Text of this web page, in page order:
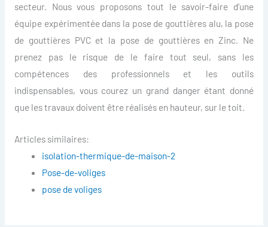
secteur. Nous vous proposons tout le savoir-faire d’une
équipe expérimentée dans la pose de gouttières alu, la pose
de gouttières PVC et la pose de gouttières en Zinc. Ne
prenez pas le risque de le faire tout seul, sans les
compétences des professionnels et les outils
indispensables, vous courez un grand danger étant donné
que les travaux doivent être réalisés en hauteur, sur le toit.
Articles similaires:
isolation-thermique-de-maison-2
Pose-de-voliges
pose de voliges